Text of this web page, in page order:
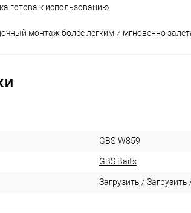
готова к использованию.
монтаж более легким и мгновенно
GBS-W859
GBS Baits
Загрузить / Загрузить